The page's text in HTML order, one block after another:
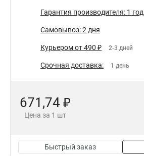
Гарантия производителя: 1 год
Самовывоз: 2 дня
Курьером от 490 ₽ 2-3 дней
Срочная доставка: 1 день
671,74 ₽
Цена за 1 шт
Быстрый заказ